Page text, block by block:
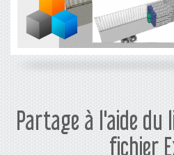
Partage à l'aide du
fichier